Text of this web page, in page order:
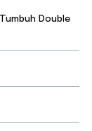
Double